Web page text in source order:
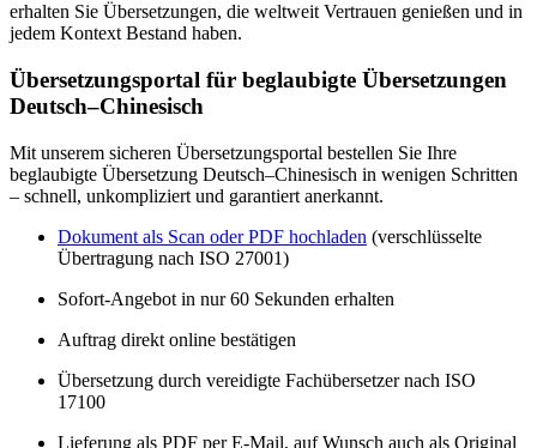
erhalten Sie Übersetzungen, die weltweit Vertrauen genießen und in
jedem Kontext Bestand haben.
Übersetzungsportal für beglaubigte Übersetzungen
Deutsch–Chinesisch
Mit unserem sicheren Übersetzungsportal bestellen Sie Ihre
beglaubigte Übersetzung Deutsch–Chinesisch in wenigen Schritten
– schnell, unkompliziert und garantiert anerkannt.
Dokument als Scan oder PDF hochladen (verschlüsselte
Übertragung nach ISO 27001)
Sofort-Angebot in nur 60 Sekunden erhalten
Auftrag direkt online bestätigen
Übersetzung durch vereidigte Fachübersetzer nach ISO
17100
Lieferung als PDF per E-Mail, auf Wunsch auch als Original